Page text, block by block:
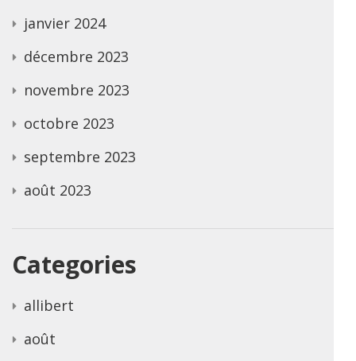
janvier 2024
décembre 2023
novembre 2023
octobre 2023
septembre 2023
août 2023
Categories
allibert
août